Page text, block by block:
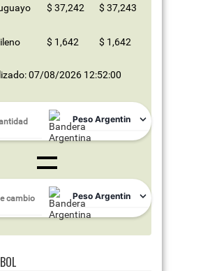
$ 37,242 $ 37,243
$ 1,642 $ 1,642
07/08/2026 12:52:00